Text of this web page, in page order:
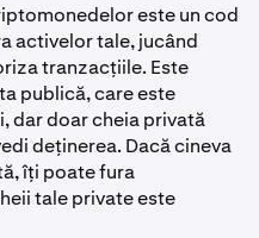
este un cod
activelor tale, jucând
tranzacțiile. Este
publică, care este
dar doar cheia privată
deținerea. Dacă cineva
îți poate fura
tale private este